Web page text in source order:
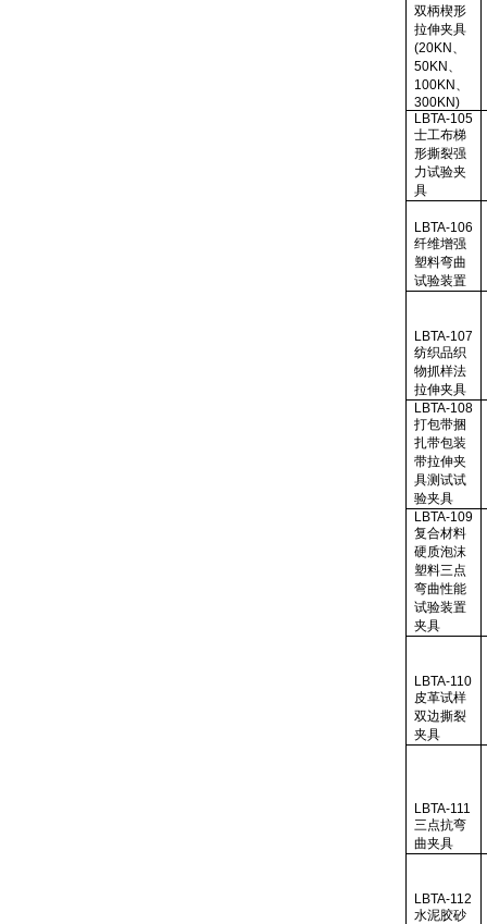
双柄楔形
拉伸夹具
(20KN 、
50KN 、
100KN 、
300KN)
LBTA-105
士工布梯
形撕裂强
力试验夹
具
LBTA-106
纤维增强
塑料弯曲
试验装置
LBTA-107
纺织品织
物抓样法
拉伸夹具
LBTA-108
打包带捆
扎带包装
带拉伸夹
具测试试
验夹具
LBTA-109
复合材料
硬质泡沫
塑料三点
弯曲性能
试验装置
夹具
LBTA-110
皮革试样
双边撕裂
夹具
LBTA-111
三点抗弯
曲夹具
LBTA-112
水泥胶砂